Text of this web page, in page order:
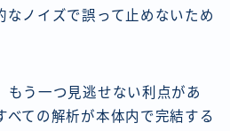
なノイズで誤って止めないため
もう一つ見逃せない利点があ
べての解析が本体内で完結する